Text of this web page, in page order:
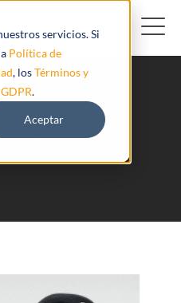
servicios. Si
Política de
, losTérminos y
.
Aceptar